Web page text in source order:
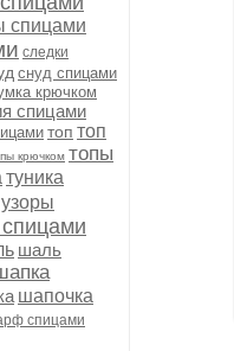
спицами
следки
снуд спицами
крючком
спицами
топ топ
крючком топы
туника
узоры
шаль
шапочка
спицами